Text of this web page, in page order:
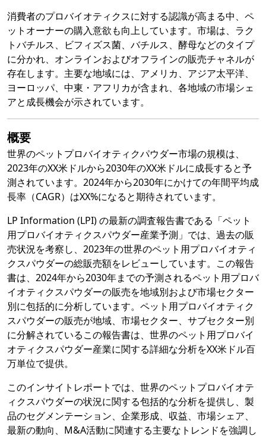
消費者のプロバイオティクスに対する認識が高まる中、ペ
ットオーナーの購入意欲も向上しています。市場は、ラク
トバチルス、ビフィズス菌、バチルス、酵母などのタイプ
に分かれ、オンラインおよびオフラインの販売チャネルが
存在します。主要な地域には、アメリカ、アジア太平洋、
ヨーロッパ、中東・アフリカが含まれ、各地域の市場シェ
アと成長機会が示されています。
概要
世界のペットプロバイオティクパウダー市場の規模は、
2023年のXX米ドルから2030年のXX米ドルに成長すると予
測されています。2024年から2030年にかけての年間平均成
長率（CAGR）はXX%になると期待されています。
LP Information (LPI) の最新の調査報告書である「ペット
用プロバイオティクスパウダー産業予測」では、過去の販
売状況を考察し、2023年の世界のペット用プロバイオティ
クスパウダーの総販売額をレビューしています。この報告
書は、2024年から2030年までの予測されるペット用プロバ
イオティクスパウダーの販売を地域別および市場セクター
別に包括的に分析しています。ペット用プロバイオティク
スパウダーの販売が地域、市場セクター、サブセクター別
に分解されているこの報告書は、世界のペット用プロバイ
オティクスパウダー産業に関する詳細な分析をXX米ドル百
万単位で提供。
このインサイトレポートでは、世界のペットプロバイオテ
ィクスパウダーの状況に関する包括的な分析を提供し、製
品のセグメンテーション、企業形成、収益、市場シェア、
最新の動向、M&A活動に関連する主要なトレンドを強調し